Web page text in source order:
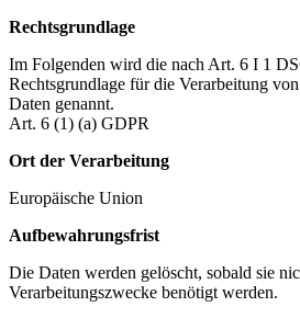
Rechtsgrundlage
Im Folgenden wird die nach Art. 6 I 1
Rechtsgrundlage für die Verarbeitung
Daten genannt.
Art. 6 (1) (a) GDPR
Ort der Verarbeitung
Europäische Union
Aufbewahrungsfrist
Die Daten werden gelöscht, sobald sie
Verarbeitungszwecke benötigt werden.